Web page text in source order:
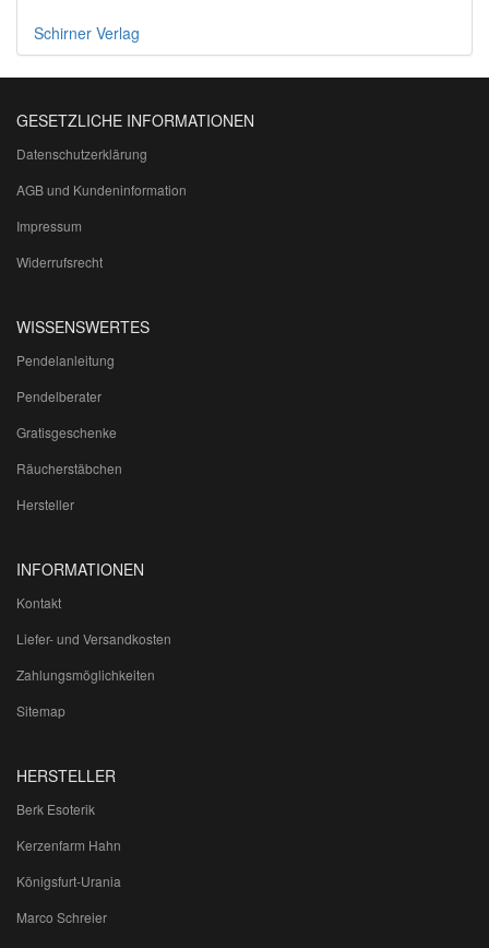
Schirner Verlag
GESETZLICHE INFORMATIONEN
Datenschutzerklärung
AGB und Kundeninformation
Impressum
Widerrufsrecht
WISSENSWERTES
Pendelanleitung
Pendelberater
Gratisgeschenke
Räucherstäbchen
Hersteller
INFORMATIONEN
Kontakt
Liefer- und Versandkosten
Zahlungsmöglichkeiten
Sitemap
HERSTELLER
Berk Esoterik
Kerzenfarm Hahn
Königsfurt-Urania
Marco Schreier